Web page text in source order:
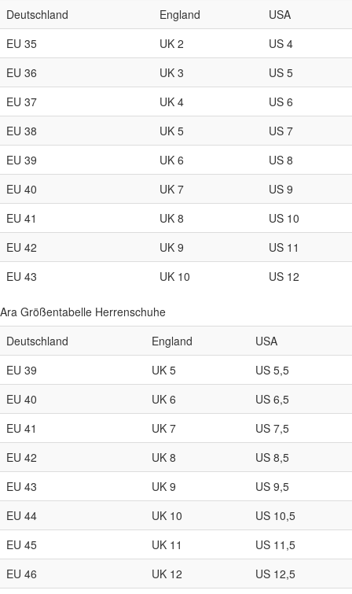
Deutschland
England
USA
EU 35
UK 2
US 4
EU 36
UK 3
US 5
EU 37
UK 4
US 6
EU 38
UK 5
US 7
EU 39
UK 6
US 8
EU 40
UK 7
US 9
EU 41
UK 8
US 10
EU 42
UK 9
US 11
EU 43
UK 10 US 12
Ara Größentabelle Herrenschuhe
Deutschland
England
USA
EU 39
UK 5
US 5,5
EU 40
UK 6
US 6,5
EU 41
UK 7
US 7,5
EU 42
UK 8
US 8,5
EU 43
UK 9
US 9,5
EU 44
UK 10
US 10,5
EU 45
UK 11
US 11,5
EU 46
UK 12
US 12,5